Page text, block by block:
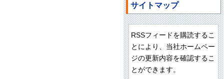
サイトマップ
RSSフィードを購読するこ
とにより、当社ホームペー
ジの更新内容を確認するこ
とができます。